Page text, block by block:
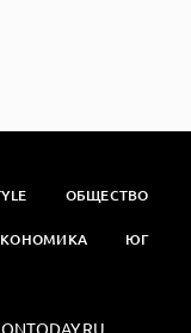
ОБЩЕСТВО
ЮГ